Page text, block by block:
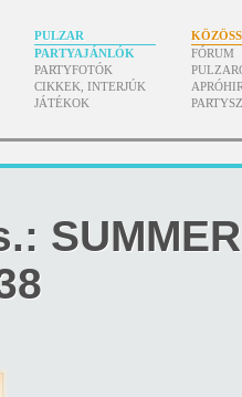
PULZAR
PARTYAJÁNLÓK
PARTYFOTÓK
CIKKEK, INTERJÚK
JÁTÉKOK
FÓRUM